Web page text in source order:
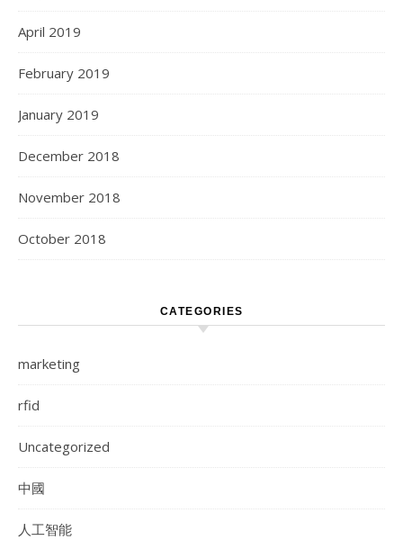
April 2019
February 2019
January 2019
December 2018
November 2018
October 2018
CATEGORIES
marketing
rfid
Uncategorized
中國
人工智能